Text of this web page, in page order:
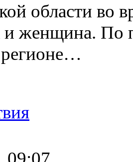
области во
женщина. По